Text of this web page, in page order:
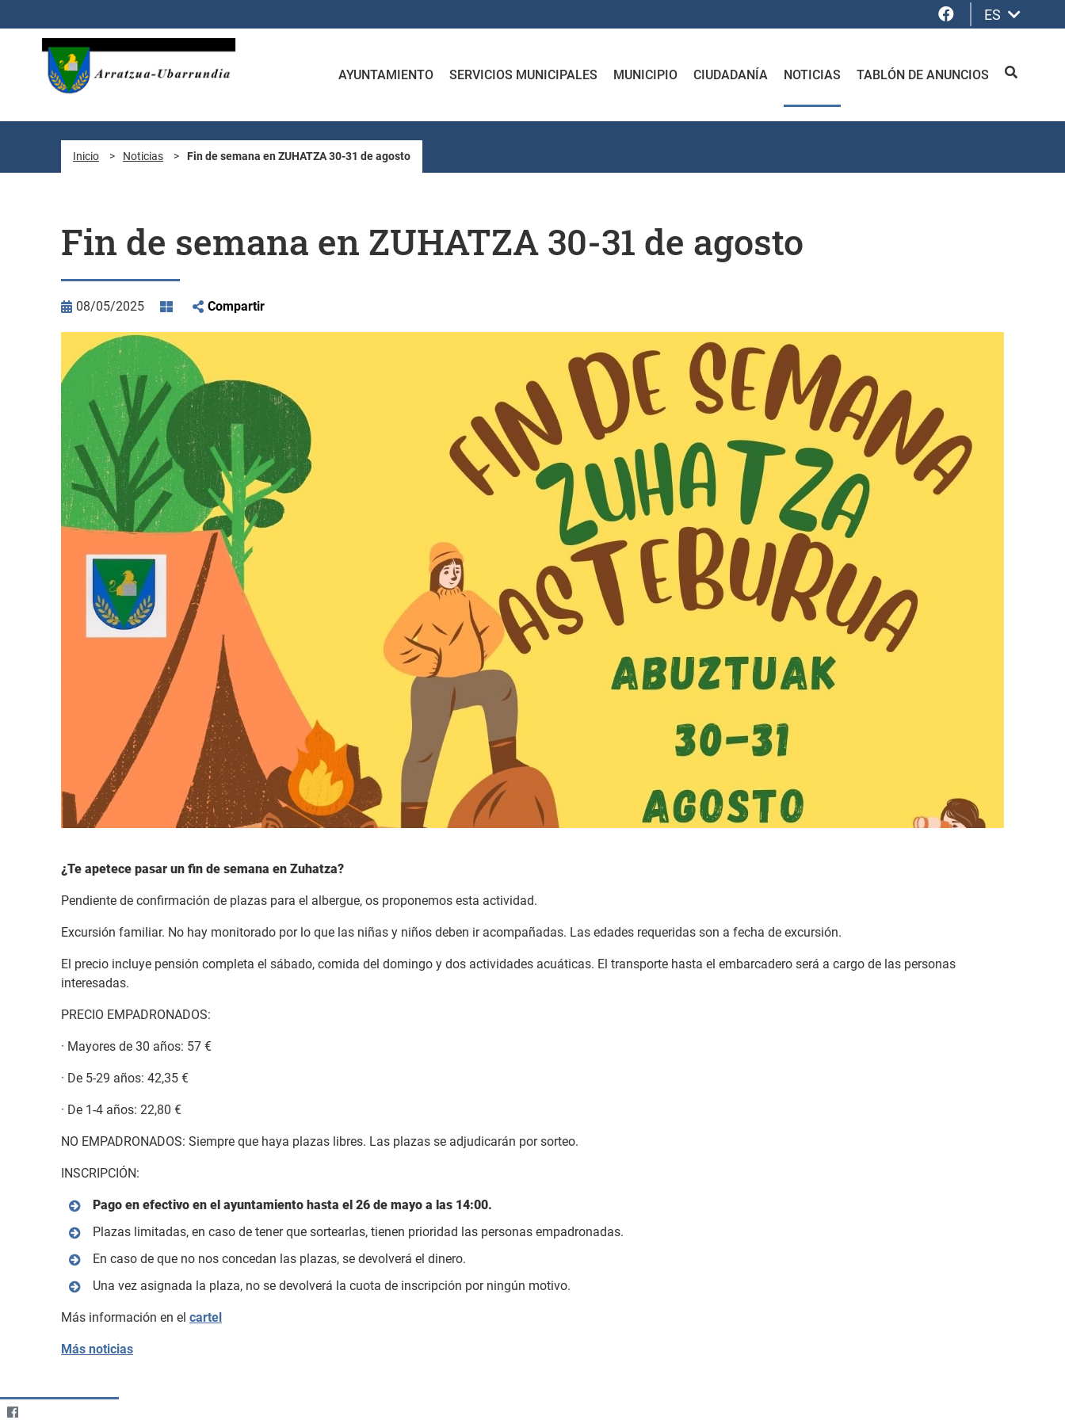
Facebook
ES
AYUNTAMIENTO SERVICIOS MUNICIPALES MUNICIPIO CIUDADANÍA NOTICIAS TABLÓN DE ANUNCIOS BUSCAR
Inicio > Noticias > Fin de semana en ZUHATZA 30-31 de agosto
Fin de semana en ZUHATZA 30-31 de agosto
08/05/2025 Compartir
¿Te apetece pasar un fin de semana en Zuhatza?
Pendiente de confirmación de plazas para el albergue, os proponemos esta actividad.
Excursión familiar. No hay monitorado por lo que las niñas y niños deben ir acompañadas. Las edades requeridas son a fecha de excursión.
El precio incluye pensión completa el sábado, comida del domingo y dos actividades acuáticas. El transporte hasta el embarcadero será a cargo de las personas
interesadas.
PRECIO EMPADRONADOS:
· Mayores de 30 años: 57 €
· De 5-29 años: 42,35 €
· De 1-4 años: 22,80 €
NO EMPADRONADOS: Siempre que haya plazas libres. Las plazas se adjudicarán por sorteo.
INSCRIPCIÓN:
Pago en efectivo en el ayuntamiento hasta el 26 de mayo a las 14:00.
Plazas limitadas, en caso de tener que sortearlas, tienen prioridad las personas empadronadas.
En caso de que no nos concedan las plazas, se devolverá el dinero.
Una vez asignada la plaza, no se devolverá la cuota de inscripción por ningún motivo.
Más información en el cartel
Más noticias